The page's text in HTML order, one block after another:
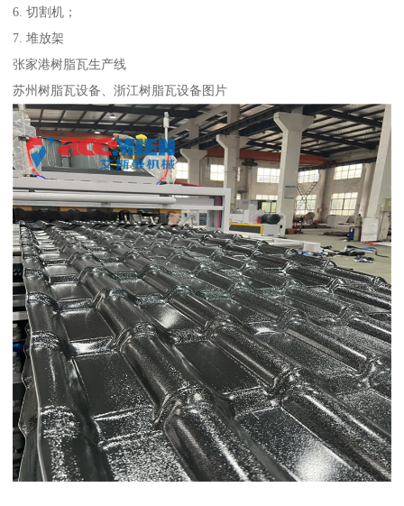
6. 切割机；
7. 堆放架​
张家港树脂瓦生产线
苏州树脂瓦设备、浙江树脂瓦设备图片